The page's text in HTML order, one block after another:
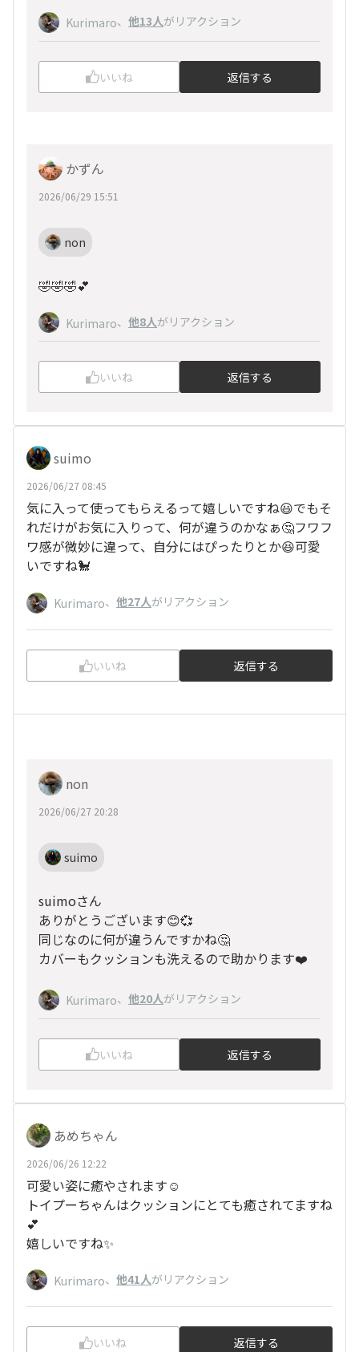
Kurimaro、 他13人がリアクション
いいね 返信する
かずん
2026/06/29 15:51
non
🤣🤣🤣💕
Kurimaro、 他8人がリアクション
いいね 返信する
suimo
2026/06/27 08:45
気に入って使ってもらえるって嬉しいですね😃でもそ
れだけがお気に入りって、何が違うのかなぁ🤔フワフ
ワ感が微妙に違って、自分にはぴったりとか😆可愛
いですね🐩
Kurimaro、 他27人がリアクション
いいね 返信する
non
2026/06/27 20:28
suimo
suimoさん
ありがとうございます😊💞
同じなのに何が違うんですかね🤔
カバーもクッションも洗えるので助かります❤️
Kurimaro、 他20人がリアクション
いいね 返信する
あめちゃん
2026/06/26 12:22
可愛い姿に癒やされます☺️
トイプーちゃんはクッションにとても癒されてますね
💕
嬉しいですね✨️
Kurimaro、 他41人がリアクション
いいね 返信する